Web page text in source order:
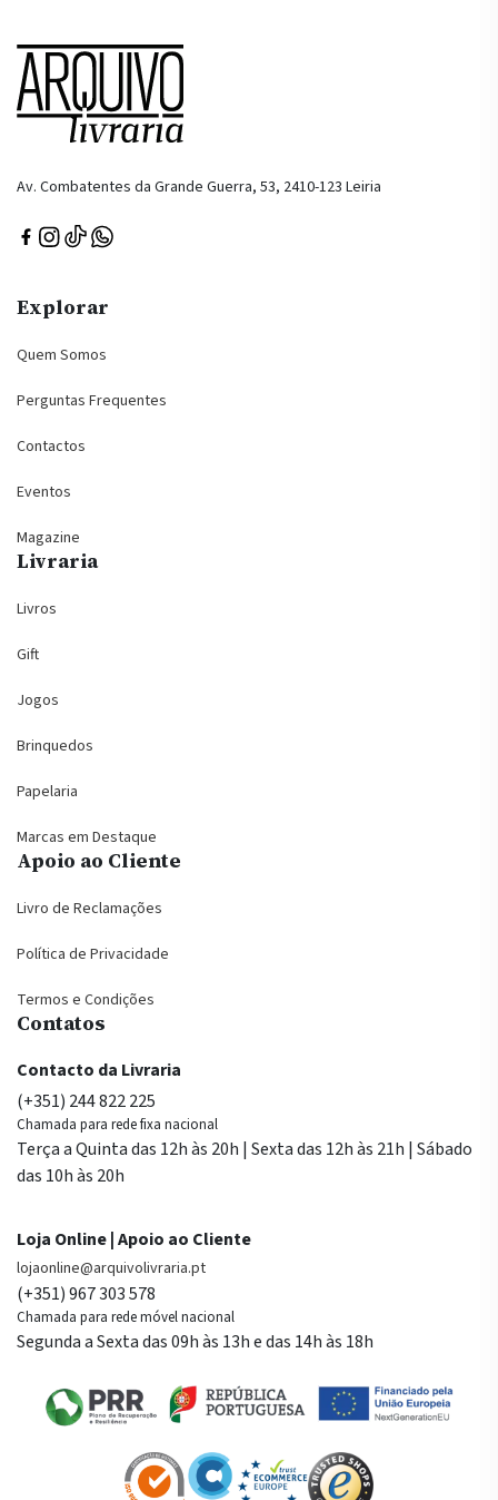
Av. Combatentes da Grande Guerra, 53, 2410-123 Leiria
Explorar
Quem Somos
Perguntas Frequentes
Contactos
Eventos
Magazine
Livraria
Livros
Gift
Jogos
Brinquedos
Papelaria
Marcas em Destaque
Apoio ao Cliente
Livro de Reclamações
Política de Privacidade
Termos e Condições
Contatos
Contacto da Livraria
(+351) 244 822 225
Chamada para rede fixa nacional
Terça a Quinta das 12h às 20h | Sexta das 12h às 21h | Sábado
das 10h às 20h
Loja Online | Apoio ao Cliente
lojaonline@arquivolivraria.pt
(+351) 967 303 578
Chamada para rede móvel nacional
Segunda a Sexta das 09h às 13h e das 14h às 18h